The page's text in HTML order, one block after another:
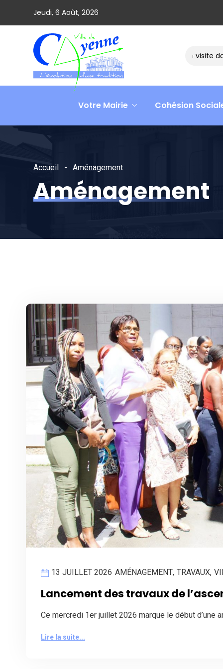
Jeudi, 6 Août, 2026
Le ministre David AMIEL en visite dans le
Votre Mairie Cohésion
Accueil Aménagement
Aménagement
13 JUILLET 2026 AMÉNAGEMENT, TRAVAUX,
Lancement des travaux de
Ce mercredi 1er juillet 2026 marque le début d’une
Lire la suite...